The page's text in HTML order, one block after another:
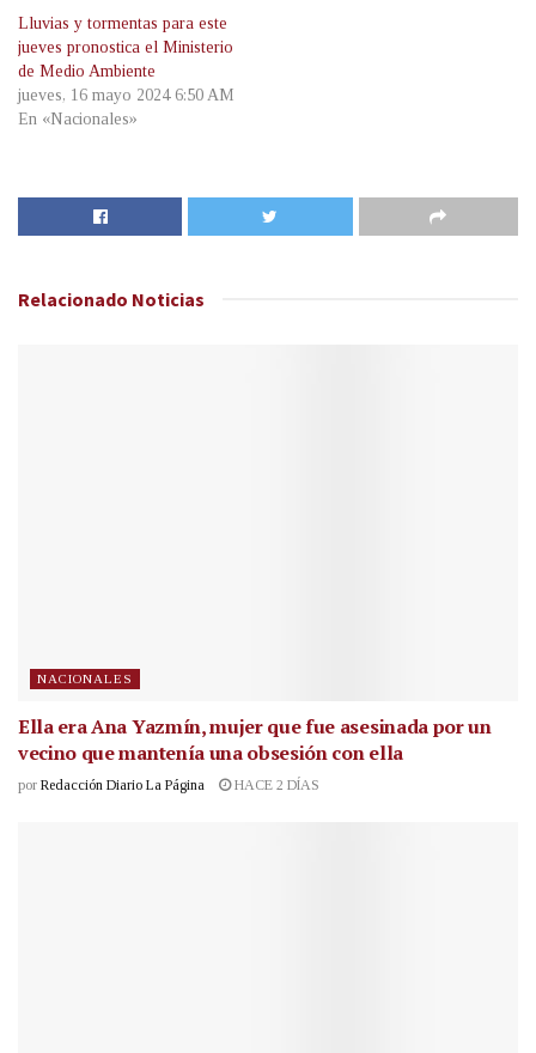
Lluvias y tormentas para este
jueves pronostica el Ministerio
de Medio Ambiente
jueves, 16 mayo 2024 6:50 AM
En «Nacionales»
Relacionado Noticias
NACIONALES
Ella era Ana Yazmín, mujer que fue asesinada por un
vecino que mantenía una obsesión con ella
por Redacción Diario La Página HACE 2 DÍAS